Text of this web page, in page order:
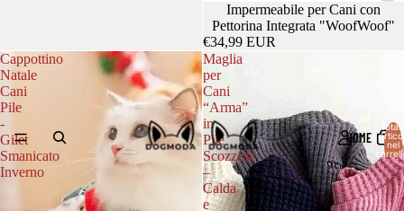
HOME
nel
0
Impermeabile per Cani con
Pettorina Integrata "WoofWoof"
€34,99 EUR
Cappottino
Natale
Cani
Pile
-
Gilet
Smanicato
Inverno
Maglia
per
Cani
“Arma”
in
Pile
Scozzese
–
Calda
e